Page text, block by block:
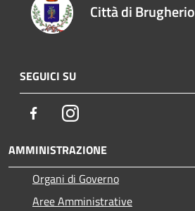
Città di Brugherio
SEGUICI SU
FacebookInstagram
AMMINISTRAZIONE
Organi di Governo
Aree Amministrative